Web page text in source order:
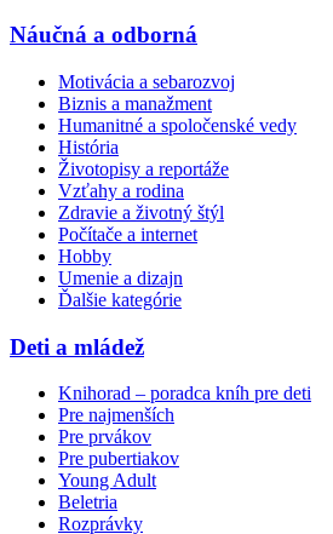
Náučná a odborná
Motivácia a sebarozvoj
Biznis a manažment
Humanitné a spoločenské vedy
História
Životopisy a reportáže
Vzťahy a rodina
Zdravie a životný štýl
Počítače a internet
Hobby
Umenie a dizajn
Ďalšie kategórie
Deti a mládež
Knihorad – poradca kníh pre deti
Pre najmenších
Pre prvákov
Pre pubertiakov
Young Adult
Beletria
Rozprávky